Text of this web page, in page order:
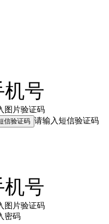
号
图片验证码
信验证码 请输入短信验证码
号
图片验证码
密码